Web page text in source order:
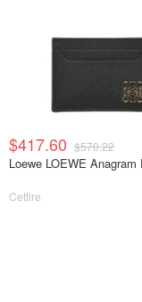
$417.60 $570.22
Loewe LOEWE Anagram
Cettire